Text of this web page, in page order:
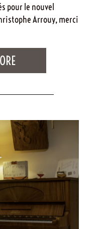
pour le nouvel
Arrouy, merci